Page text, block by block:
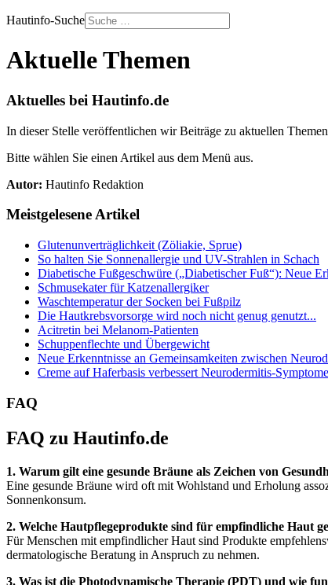
Hautinfo-Suche
Aktuelle Themen
Aktuelles bei Hautinfo.de
In dieser Stelle veröffentlichen wir Beiträge zu aktuellen
Bitte wählen Sie einen Artikel aus dem Menü aus.
Autor: Hautinfo Redaktion
Meistgelesene Artikel
Glutenunverträglichkeit (Zöliakie, Sprue)
So halten Sie Sonnenallergie und UV-Strahlen in Schach
Diabetische Fußgeschwüre („Diabetischer Fuß“): Neue
Schmusekater für Katzenallergiker
Waschtemperatur der Socken bei Fußpilz
Die Hautkrebsvorsorge wird noch nicht genug genutzt...
Acitretin bei Melanom-Patienten
Schuppenflechte und Übergewicht
Neue Erkenntnisse an Gemeinsamkeiten zwischen
Creme auf Haferbasis verbessert Neurodermitis-
FAQ
FAQ zu Hautinfo.de
1. Warum gilt eine gesunde Bräune als Zeichen von
Eine gesunde Bräune wird oft mit Wohlstand und Erholung
Sonnenkonsum.
2. Welche Hautpflegeprodukte sind für empfindliche Haut
Für Menschen mit empfindlicher Haut sind Produkte
dermatologische Beratung in Anspruch zu nehmen.
3. Was ist die Photodynamische Therapie (PDT) und wie